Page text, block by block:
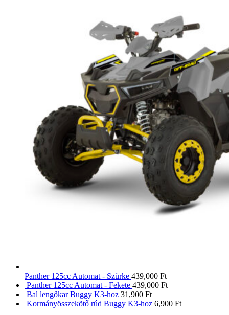
Panther 125cc Automat - Szürke 439,000 Ft
Panther 125cc Automat - Fekete 439,000 Ft
Bal lengőkar Buggy K3-hoz 31,900 Ft
Kormányösszekötő rúd Buggy K3-hoz 6,900 Ft